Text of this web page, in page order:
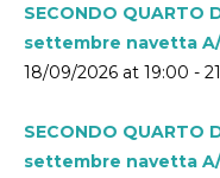
SECONDO QUARTO
settembre navetta A/
18/09/2026 at 19:00 -
SECONDO QUARTO
settembre navetta A/